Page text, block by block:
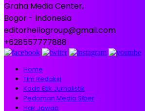
Graha Media Center,
Bogor - Indonesia
editorhellogroup@gmail.com
+628557777888
Home
Tim Redaksi
Kode Etik Jurnalistik
Pedoman Media Siber
Hak Jawab